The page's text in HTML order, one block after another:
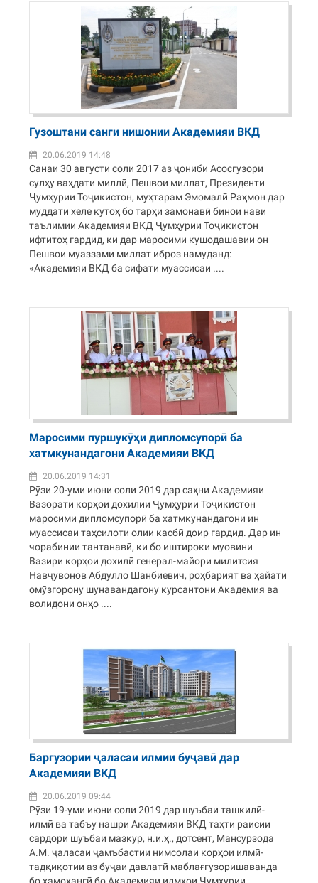
Гузоштани санги нишонии Академияи ВКД
20.06.2019 14:48
Санаи 30 августи соли 2017 аз ҷониби Асосгузори
сулҳу ваҳдати миллӣ, Пешвои миллат, Президенти
Ҷумҳурии Тоҷикистон, муҳтарам Эмомалӣ Раҳмон дар
муддати хеле кутоҳ бо тарҳи замонавӣ бинои нави
таълимии Академияи ВКД Ҷумҳурии Тоҷикистон
ифтитоҳ гардид, ки дар маросими кушодашавии он
Пешвои муаззами миллат иброз намуданд:
«Академияи ВКД ба сифати муассисаи ....
Маросими пуршукӯҳи дипломсупорӣ ба
хатмкунандагони Академияи ВКД
20.06.2019 14:31
Рӯзи 20-уми июни соли 2019 дар саҳни Академияи
Вазорати корҳои дохилии Ҷумҳурии Тоҷикистон
маросими дипломсупорӣ ба хатмкунандагони ин
муассисаи таҳсилоти олии касбӣ доир гардид. Дар ин
чорабинии тантанавӣ, ки бо иштироки муовини
Вазири корҳои дохилӣ генерал-майори милитсия
Навҷувонов Абдулло Шанбиевич, роҳбарият ва ҳайати
омӯзгорону шунавандагону курсантони Академия ва
волидони онҳо ....
Баргузории ҷаласаи илмии буҷавӣ дар
Академияи ВКД
20.06.2019 09:44
Рӯзи 19-уми июни соли 2019 дар шуъбаи ташкилӣ-
илмӣ ва табъу нашри Академияи ВКД таҳти раисии
сардори шуъбаи мазкур, н.и.ҳ., дотсент, Мансурзода
А.М. ҷаласаи ҷамъбастии нимсолаи корҳои илмӣ-
тадқиқотии аз буҷаи давлатӣ маблағгузоришаванда